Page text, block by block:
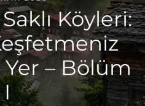
Köyleri:
Yer – Bölüm
I